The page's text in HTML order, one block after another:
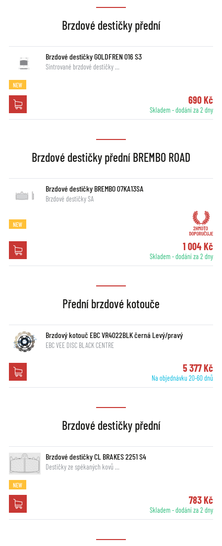
Brzdové destičky přední
Brzdové destičky GOLDFREN 016 S3
Sintrované brzdové destičky …
NEW
690 Kč
Skladem - dodání za 2 dny
Brzdové destičky přední BREMBO ROAD
Brzdové destičky BREMBO 07KA13SA
Brzdové destičky SA
NEW
1 004 Kč
Skladem - dodání za 2 dny
Přední brzdové kotouče
Brzdový kotouč EBC VR4022BLK černá Levý/pravý
EBC VEE DISC BLACK CENTRE
5 377 Kč
Na objednávku 20-60 dnů
Brzdové destičky přední
Brzdové destičky CL BRAKES 2251 S4
Destičky ze spékaných kovů …
NEW
783 Kč
Skladem - dodání za 2 dny